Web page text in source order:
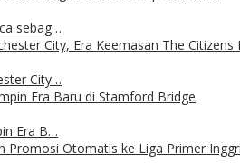
sebag…
City…
Era B…